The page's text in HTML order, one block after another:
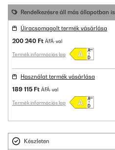
Rendelkezésre áll más állapotban is
Újracsomagolt termék vásárlása
200 240 Ft ÁFÁ-val
Termék információs lap
Használat termék vásárlása
189 115 Ft ÁFÁ-val
Termék információs lap
Készleten